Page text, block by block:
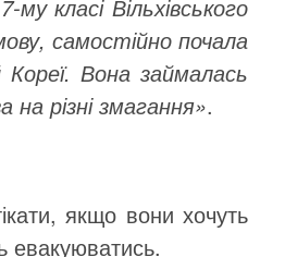
класі Вільхівського
самостійно почала
Вона займалась
різні змагання».
якщо вони хочуть
евакуюватись.